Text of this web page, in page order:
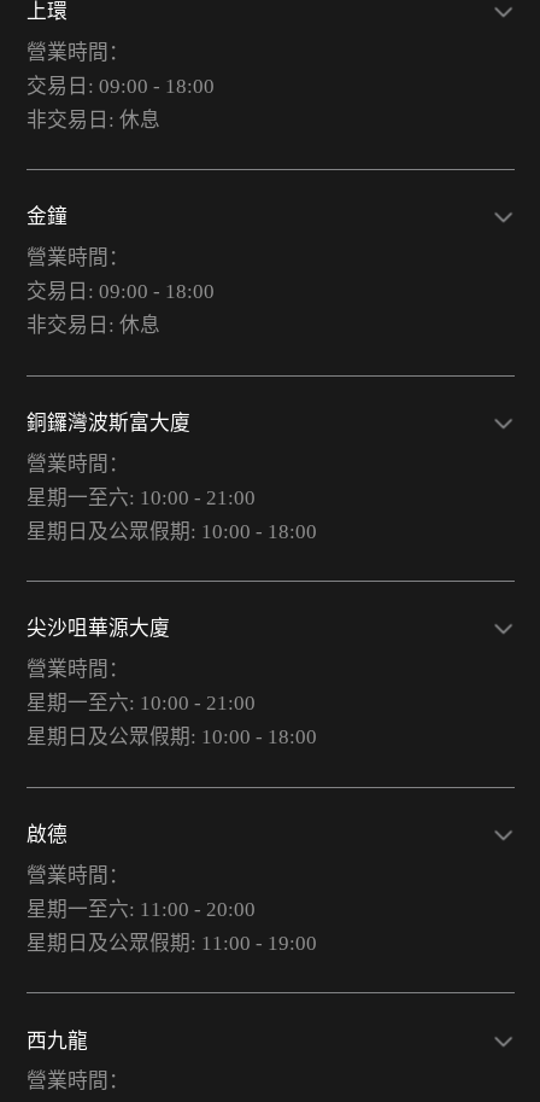
上環
營業時間：
交易日: 09:00 - 18:00
非交易日: 休息
金鐘
營業時間：
交易日: 09:00 - 18:00
非交易日: 休息
銅鑼灣波斯富大廈
營業時間：
星期一至六: 10:00 - 21:00
星期日及公眾假期: 10:00 - 18:00
尖沙咀華源大廈
營業時間：
星期一至六: 10:00 - 21:00
星期日及公眾假期: 10:00 - 18:00
啟德
營業時間：
星期一至六: 11:00 - 20:00
星期日及公眾假期: 11:00 - 19:00
西九龍
營業時間：